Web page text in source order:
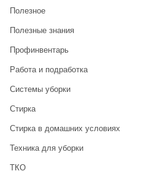
Полезное
Полезные знания
Профинвентарь
Работа и подработка
Системы уборки
Стирка
Стирка в домашних условиях
Техника для уборки
ТКО